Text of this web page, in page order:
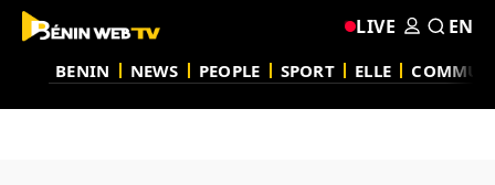
BENIN NEWS PEOPLE SPORT ELLE
LIVE EN